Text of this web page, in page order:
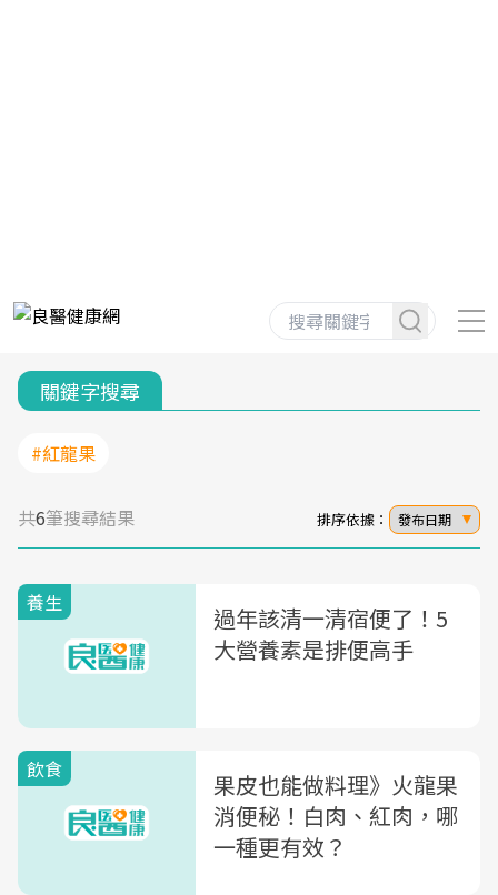
關鍵字搜尋
#紅龍果
共6筆搜尋結果 排序依據： 發布日期
養生
過年該清一清宿便了！5
大營養素是排便高手
飲食
果皮也能做料理》火龍果
消便秘！白肉、紅肉，哪
一種更有效？